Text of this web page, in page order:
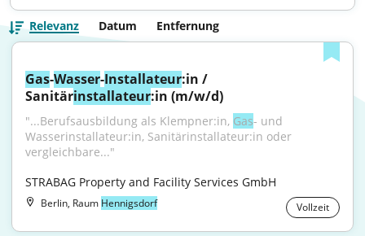
Relevanz Datum Entfernung
Gas-Wasser-Installateur:in /
Sanitärinstallateur:in (m/w/d)
"...Berufsausbildung als Klempner:in, Gas- und
Wasserinstallateur:in, Sanitärinstallateur:in oder
vergleichbare..."
STRABAG Property and Facility Services GmbH
Berlin, Raum Hennigsdorf Vollzeit